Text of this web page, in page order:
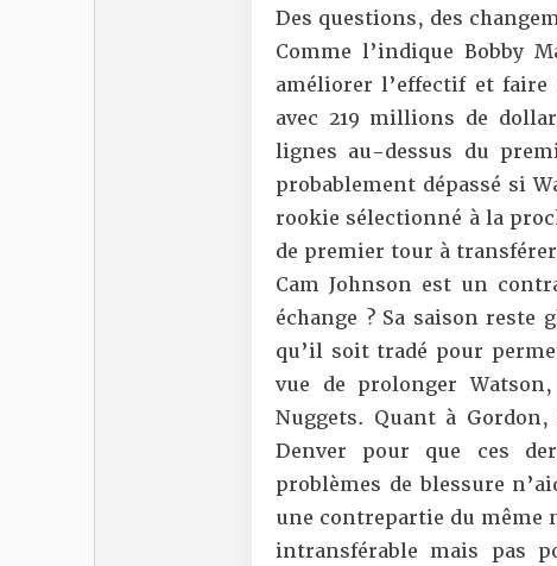
Des questions, des
Comme l’indique Bobby
améliorer l’effectif et
avec 219 millions de
lignes au-dessus du
probablement dépassé si
rookie sélectionné à la
de premier tour à
Cam Johnson est un
échange ? Sa saison reste
qu’il soit tradé pour
vue de prolonger
Nuggets. Quant à
Denver pour que ces
problèmes de blessure
une contrepartie du
intransférable mais pas